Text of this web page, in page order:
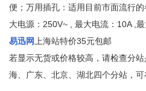
便；万用插孔：适用目前市面流行
大电源：250V~ , 最大电流：10A ,最
易迅网 上海站特价35元包邮
若显示无货或价格较高，请检查分
海、广东、北京、湖北四个分站，可